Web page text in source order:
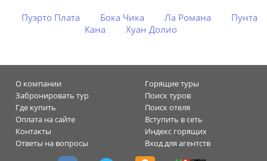
Пуэрто Плата
Бока Чика Ла Романа
Пунта
Кана
Хуан Долио
О компании
Горящие туры
Забронировать тур
Поиск туров
Где купить
Поиск отеля
Оплата на сайте
Вступить в сеть
Контакты
Индекс горящих
Ответы на вопросы
Вход для агентств